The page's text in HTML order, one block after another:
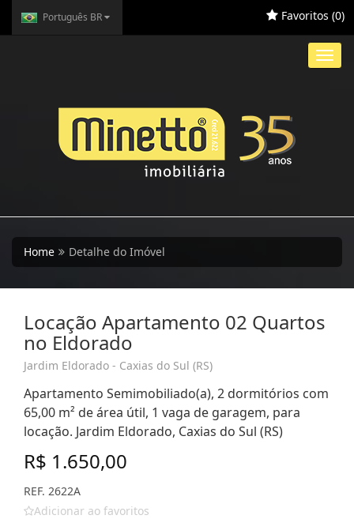
Português BR Favoritos (0)
Home Detalhe do Imóvel
Locação Apartamento 02 Quartos
no Eldorado
Jardim Eldorado - Caxias do Sul (RS)
Apartamento Semimobiliado(a), 2 dormitórios com
65,00 m² de área útil, 1 vaga de garagem, para
locação. Jardim Eldorado, Caxias do Sul (RS)
R$ 1.650,00
REF. 2622A
Adicionar ao favoritos